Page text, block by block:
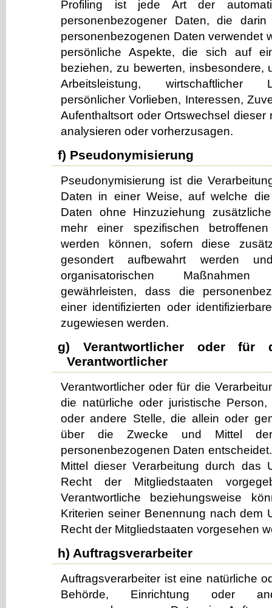
Profiling ist jede Art der
personenbezogener Daten, die
personenbezogenen Daten verwendet
persönliche Aspekte, die sich auf
beziehen, zu bewerten, insbesondere,
Arbeitsleistung, wirtschaftlicher
persönlicher Vorlieben, Interessen,
Aufenthaltsort oder Ortswechsel dieser
analysieren oder vorherzusagen.
f) Pseudonymisierung
Pseudonymisierung ist die
Daten in einer Weise, auf welche die
Daten ohne Hinzuziehung
mehr einer spezifischen
werden können, sofern diese
gesondert aufbewahrt werden
organisatorischen
gewährleisten, dass die
einer identifizierten oder
zugewiesen werden.
g) Verantwortlicher oder für
Verantwortlicher
Verantwortlicher oder für die
die natürliche oder juristische Person,
oder andere Stelle, die allein oder
über die Zwecke und Mittel der
personenbezogenen Daten
Mittel dieser Verarbeitung durch das
Recht der Mitgliedstaaten
Verantwortliche beziehungsweise
Kriterien seiner Benennung nach dem
Recht der Mitgliedstaaten vorgesehen
h) Auftragsverarbeiter
Auftragsverarbeiter ist eine natürliche
Behörde, Einrichtung oder